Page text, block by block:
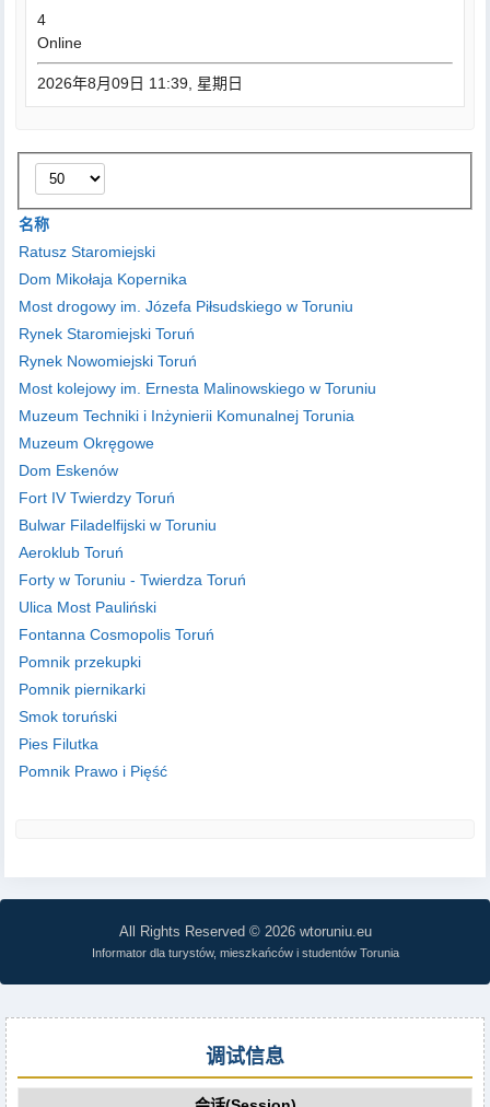
4
Online
2026年8月09日 11:39, 星期日
每
页
显
条
数
名称
Ratusz Staromiejski
Dom Mikołaja Kopernika
Most drogowy im. Józefa Piłsudskiego w Toruniu
Rynek Staromiejski Toruń
Rynek Nowomiejski Toruń
Most kolejowy im. Ernesta Malinowskiego w Toruniu
Muzeum Techniki i Inżynierii Komunalnej Torunia
Muzeum Okręgowe
Dom Eskenów
Fort IV Twierdzy Toruń
Bulwar Filadelfijski w Toruniu
Aeroklub Toruń
Forty w Toruniu - Twierdza Toruń
Ulica Most Pauliński
Fontanna Cosmopolis Toruń
Pomnik przekupki
Pomnik piernikarki
Smok toruński
Pies Filutka
Pomnik Prawo i Pięść
All Rights Reserved © 2026 wtoruniu.eu
Informator dla turystów, mieszkańców i studentów Torunia
调试信息